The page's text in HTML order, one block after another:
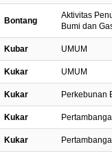
Bontang
Aktivitas
Bumi dan
Kubar UMUM
Kukar UMUM
Kukar Perkebunan
Kukar
Kukar